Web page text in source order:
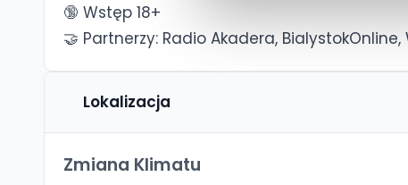
🔞 Wstęp 18+
🤝 Partnerzy: Radio Akadera,
Lokalizacja
Zmiana Klimatu